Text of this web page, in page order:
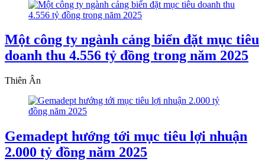
Một công ty ngành cảng biển đặt mục tiêu
doanh thu 4.556 tỷ đồng trong năm 2025
Thiên Ân
Gemadept hướng tới mục tiêu lợi nhuận
2.000 tỷ đồng năm 2025